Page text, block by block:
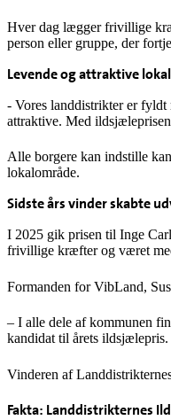
Hver dag lægger frivillige
person eller gruppe, der
Levende og attraktive
- Vores landdistrikter er fyldt
attraktive. Med
Alle borgere kan indstille
lokalområde.
Sidste års vinder skabte
I 2025 gik prisen til Inge
frivillige kræfter og været
Formanden for VibLand,
– I alle dele af kommunen
kandidat til årets
Vinderen af
Fakta: Landdistrikternes